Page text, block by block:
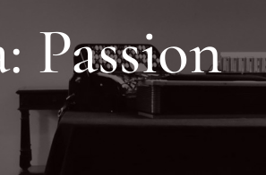
Passion